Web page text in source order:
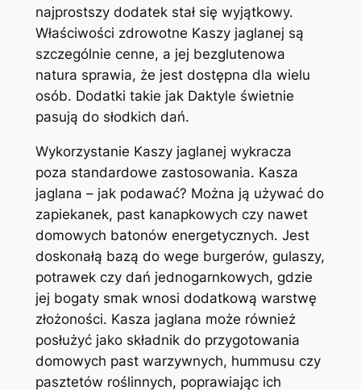
najprostszy dodatek stał się wyjątkowy.
Właściwości zdrowotne Kaszy jaglanej są
szczególnie cenne, a jej bezglutenowa
natura sprawia, że jest dostępna dla wielu
osób. Dodatki takie jak Daktyle świetnie
pasują do słodkich dań.
Wykorzystanie Kaszy jaglanej wykracza
poza standardowe zastosowania. Kasza
jaglana – jak podawać? Można ją używać do
zapiekanek, past kanapkowych czy nawet
domowych batonów energetycznych. Jest
doskonałą bazą do wege burgerów, gulaszy,
potrawek czy dań jednogarnkowych, gdzie
jej bogaty smak wnosi dodatkową warstwę
złożoności. Kasza jaglana może również
posłużyć jako składnik do przygotowania
domowych past warzywnych, hummusu czy
pasztetów roślinnych, poprawiając ich